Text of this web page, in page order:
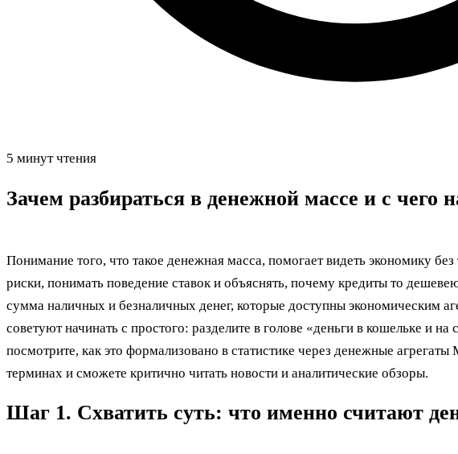
5 минут чтения
Зачем разбираться в денежной массе и с чего
Понимание того, что такое денежная масса, помогает видеть экономику
риски, понимать поведение ставок и объяснять, почему кредиты то
сумма наличных и безналичных денег, которые доступны экономическим
советуют начинать с простого: разделите в голове «деньги в кошельке и
посмотрите, как это формализовано в статистике через денежные
терминах и сможете критично читать новости и аналитические обзоры.
Шаг 1. Схватить суть: что именно считают